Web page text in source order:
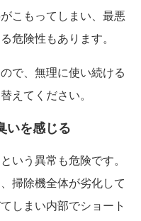
こもってしまい、最悪
危険性もあります。
で、無理に使い続ける
えてください。
いを感じる
いう異常も危険です。
掃除機全体が劣化して
しまい内部でショート